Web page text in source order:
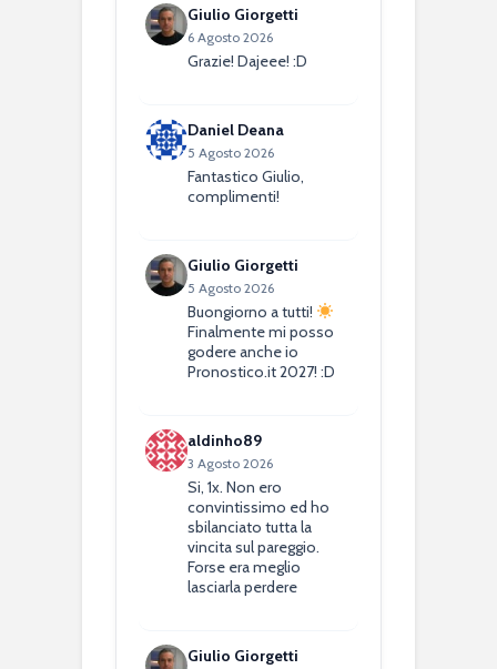
Giulio Giorgetti
6 Agosto 2026
Grazie! Dajeee! :D
Daniel Deana
5 Agosto 2026
Fantastico Giulio,
complimenti!
Giulio Giorgetti
5 Agosto 2026
Buongiorno a tutti!
Finalmente mi posso
godere anche io
Pronostico.it 2027! :D
aldinho89
3 Agosto 2026
Si, 1x. Non ero
convintissimo ed ho
sbilanciato tutta la
vincita sul pareggio.
Forse era meglio
lasciarla perdere
Giulio Giorgetti